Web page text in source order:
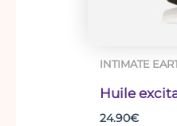
INTIMATE
Huile
24.90€